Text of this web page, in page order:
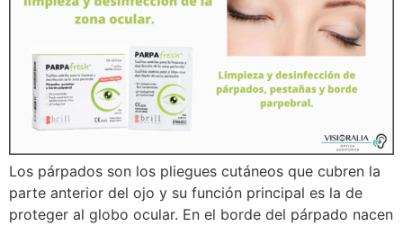
Los párpados son los pliegues cutáneos que cubren la
parte anterior del ojo y su función principal es la de
proteger al globo ocular. En el borde del párpado nacen